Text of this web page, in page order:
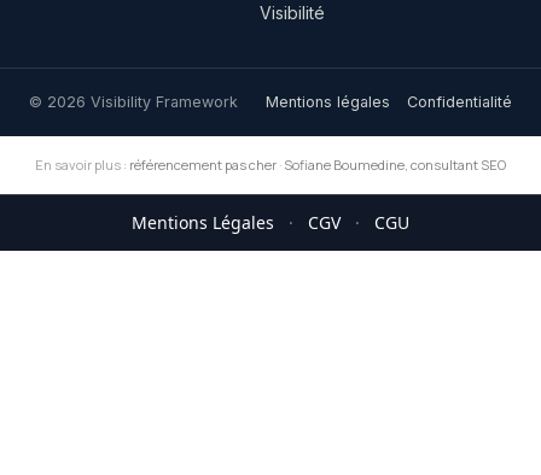
Visibilité
© 2026 Visibility Framework Mentions légales Confidentialité
En savoir plus : référencement pas cher · Sofiane Boumedine, consultant SEO
Mentions Légales · CGV · CGU